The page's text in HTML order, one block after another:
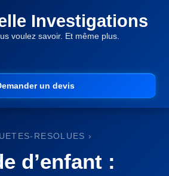
Investigations
voulez savoir. Et même plus.
un devis
RESOLUES ›
d’enfant :